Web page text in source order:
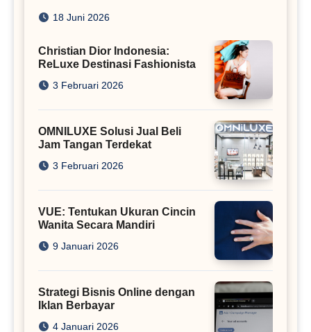
Rumah
18 Juni 2026
Christian Dior Indonesia:
ReLuxe Destinasi Fashionista
3 Februari 2026
OMNILUXE Solusi Jual Beli
Jam Tangan Terdekat
3 Februari 2026
VUE: Tentukan Ukuran Cincin
Wanita Secara Mandiri
9 Januari 2026
Strategi Bisnis Online dengan
Iklan Berbayar
4 Januari 2026